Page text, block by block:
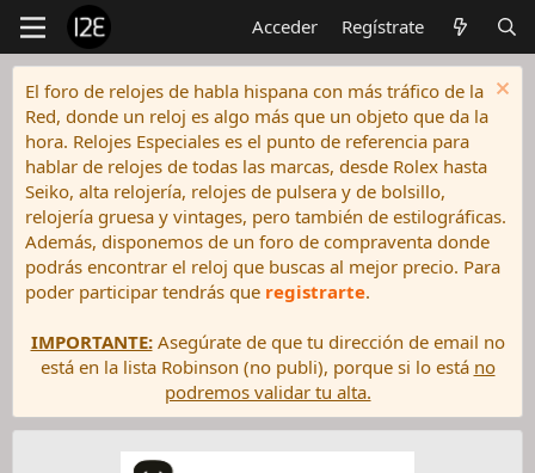
Acceder Regístrate
El foro de relojes de habla hispana con más tráfico de la
Red, donde un reloj es algo más que un objeto que da la
hora. Relojes Especiales es el punto de referencia para
hablar de relojes de todas las marcas, desde Rolex hasta
Seiko, alta relojería, relojes de pulsera y de bolsillo,
relojería gruesa y vintages, pero también de estilográficas.
Además, disponemos de un foro de compraventa donde
podrás encontrar el reloj que buscas al mejor precio. Para
poder participar tendrás que registrarte.
IMPORTANTE:Asegúrate de que tu dirección de email no
está en la lista Robinson (no publi), porque si lo está no
podremos validar tu alta.